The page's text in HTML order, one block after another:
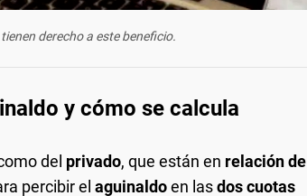
derecho a este beneficio.
y cómo se calcula
del privado, que están en relación de
percibir el aguinaldoen lasdos cuotas